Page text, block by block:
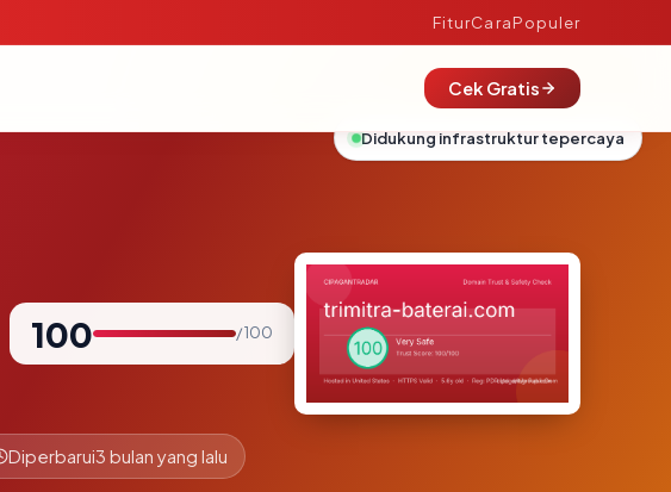
FiturCaraPopuler
Cek Gratis
100 / 100
Diperbarui3 bulan yang lalu
Didukung infrastruktur tepercaya